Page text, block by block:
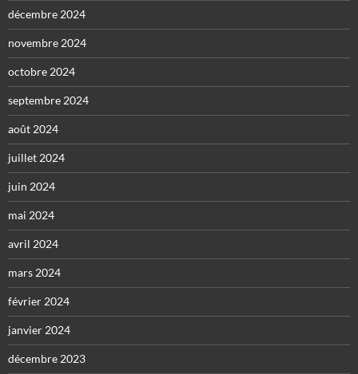
décembre 2024
novembre 2024
octobre 2024
septembre 2024
août 2024
juillet 2024
juin 2024
mai 2024
avril 2024
mars 2024
février 2024
janvier 2024
décembre 2023